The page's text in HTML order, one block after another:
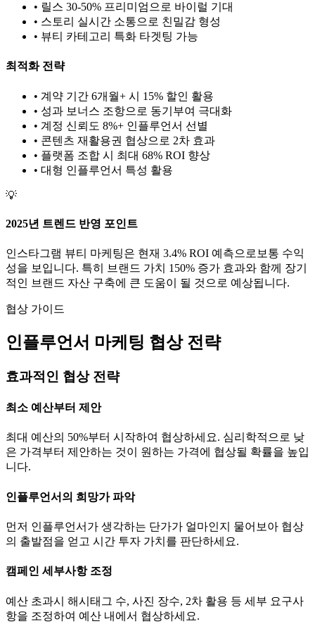
• 릴스 30-50% 프리미엄으로 바이럴 기대
• 스토리 실시간 소통으로 친밀감 형성
• 뷰티 카테고리 특화 타겟팅 가능
최적화 전략
• 계약 기간 6개월+ 시 15% 할인 활용
• 성과 보너스 조항으로 동기부여 극대화
• 계정 신뢰도 8%+ 인플루언서 선별
• 콘텐츠 재활용권 협상으로 2차 효과
• 플랫폼 조합 시 최대 68% ROI 향상
• 대형 인플루언서 특성 활용
💡
2025년 트렌드 반영 포인트
인스타그램 뷰티 마케팅은 현재 3.4% ROI 예측으로 보통 수익
성을 보입니다. 특히 브랜드 가치
150% 증가 효과와 함께 장기
적인 브랜드 자산 구축에 큰 도움이 될 것으로 예상됩니다.
협상 가이드
인플루언서 마케팅 협상 전략
효과적인 협상 전략
최소 예산부터 제안
최대 예산의 50%부터 시작하여 협상하세요. 심리학적으로 낮
은 가격부터 제안하는 것이 원하는 가격에 협상될 확률을 높입
니다.
인플루언서의 희망가 파악
먼저 인플루언서가 생각하는 단가가 얼마인지 물어보아 협상
의 출발점을 얻고 시간 투자 가치를 판단하세요.
캠페인 세부사항 조정
예산 초과시 해시태그 수, 사진 장수, 2차 활용 등 세부 요구사
항을 조정하여 예산 내에서 협상하세요.